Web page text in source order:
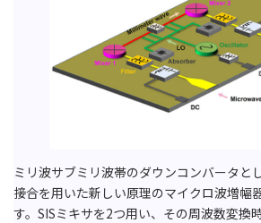
ミリ波サブミリ波帯のダウンコンバータと
接合を用いた新しい原理のマイクロ波増幅
す。SISミキサを2つ用い、その周波数変換